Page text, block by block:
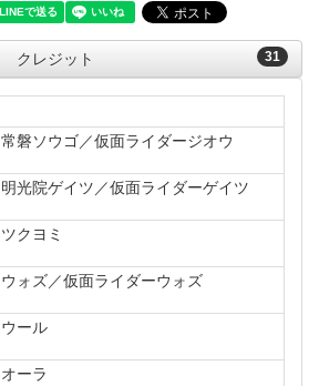
31
クレジット
常磐ソウゴ／仮面ライダージオウ
明光院ゲイツ／仮面ライダーゲイツ
ツクヨミ
ウォズ／仮面ライダーウォズ
ウール
オーラ